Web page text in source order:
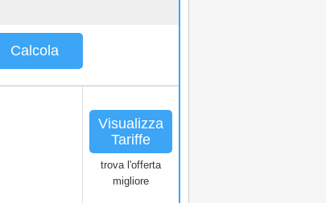
Calcola
Visualizza
Tariffe
trova l'offerta
migliore